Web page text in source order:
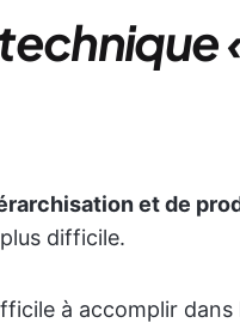
et de
difficile.
à accomplir dans